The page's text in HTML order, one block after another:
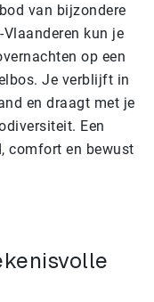
van bijzondere
kun je
op een
Je verblijft in
en draagt met je
Een
comfort en bewust